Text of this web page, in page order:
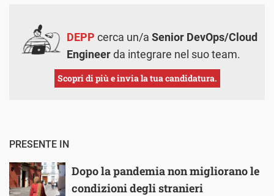
DEPP cerca un/a Senior DevOps/Cloud
Engineerda integrare nel suo team.
Scopri di più e invia la tua candidatura.
PRESENTE IN
Dopo la pandemia non migliorano le
condizioni degli stranieri